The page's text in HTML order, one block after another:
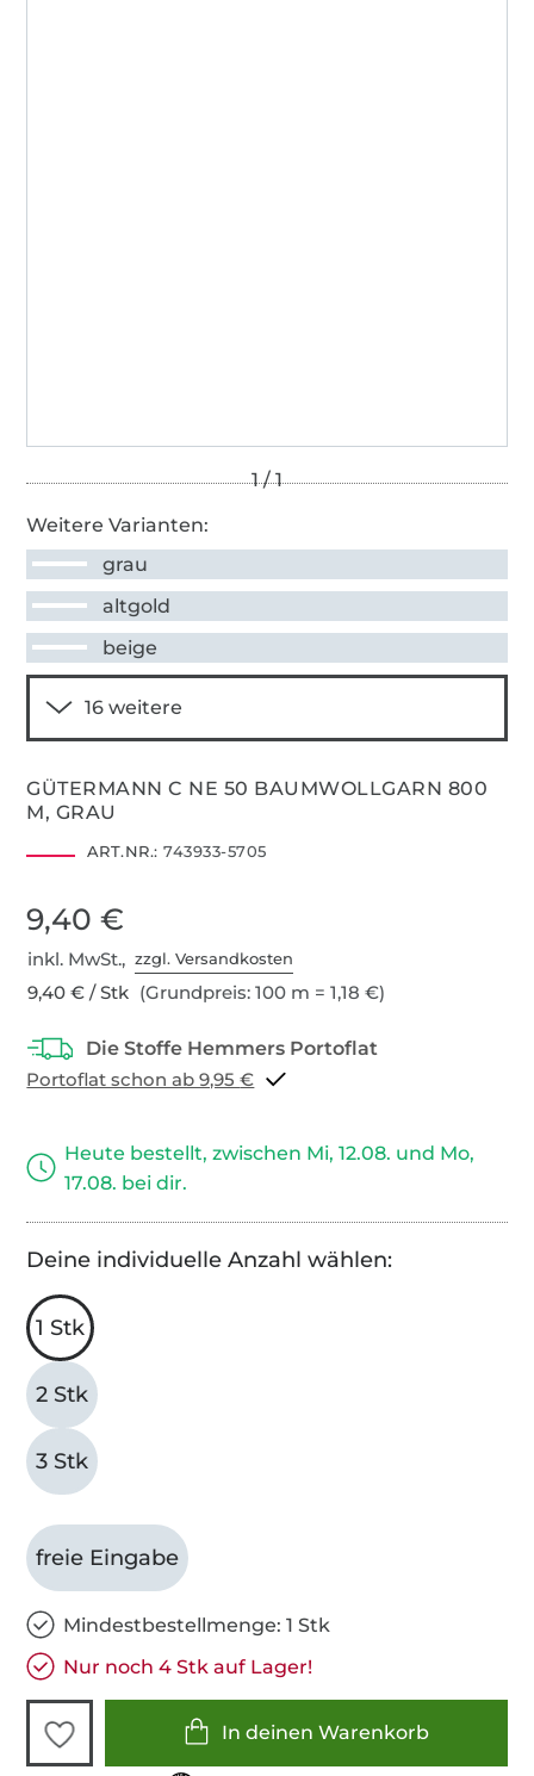
Weitere Varianten:
grau
altgold
beige
GÜTERMANN C NE 50 BAUMWOLLGARN 800
M, GRAU
ART.NR.: 743933-5705
9,40 €
inkl. MwSt.,zzgl. Versandkosten
9,40 € / Stk (Grundpreis: 100 m = 1,18 €)
Portoflat schon ab 9,95 €
Heute bestellt, zwischen Mi, 12.08. und Mo,
17.08. bei dir.
Deine individuelle Anzahl wählen:
1 Stk
2 Stk
3 Stk
freie Eingabe
Mindestbestellmenge: 1 Stk
Nur noch 4 Stk auf Lager!
In deinen Warenkorb